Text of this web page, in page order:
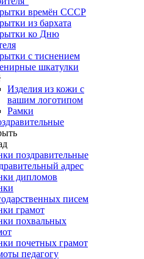
времён СССР
из бархата
ко Дню
с тиснением
шкатулки
Изделия из кожи с
вашим логотипом
Рамки
поздравительные
адрес
дипломов
писем
грамот
похвальных
почетных грамот
педагогу